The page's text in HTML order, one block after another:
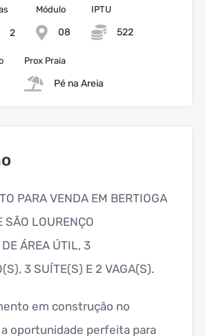
2
Módulo
08
IPTU
522
Prox Praia
Pé na Areia
PARA VENDA EM BERTIOGA
SÃO LOURENÇO
ÁREA ÚTIL, 3
3 SUÍTE(S) E 2 VAGA(S).
em construção no
oportunidade perfeita para